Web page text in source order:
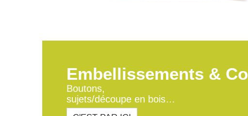
Embellissements & Co
Boutons,
sujets/découpe en bois…